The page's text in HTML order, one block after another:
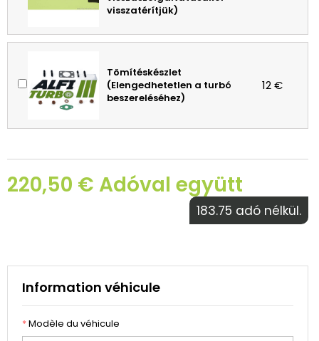
visszatérítjük)
Tömítéskészlet
(Elengedhetetlen a turbó
beszereléséhez)
12 €
220,50 € Adóval együtt
183.75 adó nélkül.
Information véhicule
*Modèle du véhicule